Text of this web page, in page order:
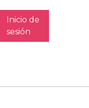
Inicio de
sesión